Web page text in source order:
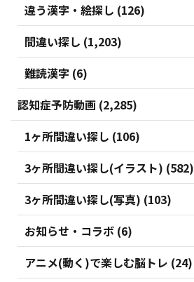
違う漢字・絵探し (126)
間違い探し (1,203)
難読漢字 (6)
認知症予防動画 (2,285)
1ヶ所間違い探し (106)
3ヶ所間違い探し(イラスト) (582)
3ヶ所間違い探し(写真) (103)
お知らせ・コラボ (6)
アニメ(動く)で楽しむ脳トレ (24)